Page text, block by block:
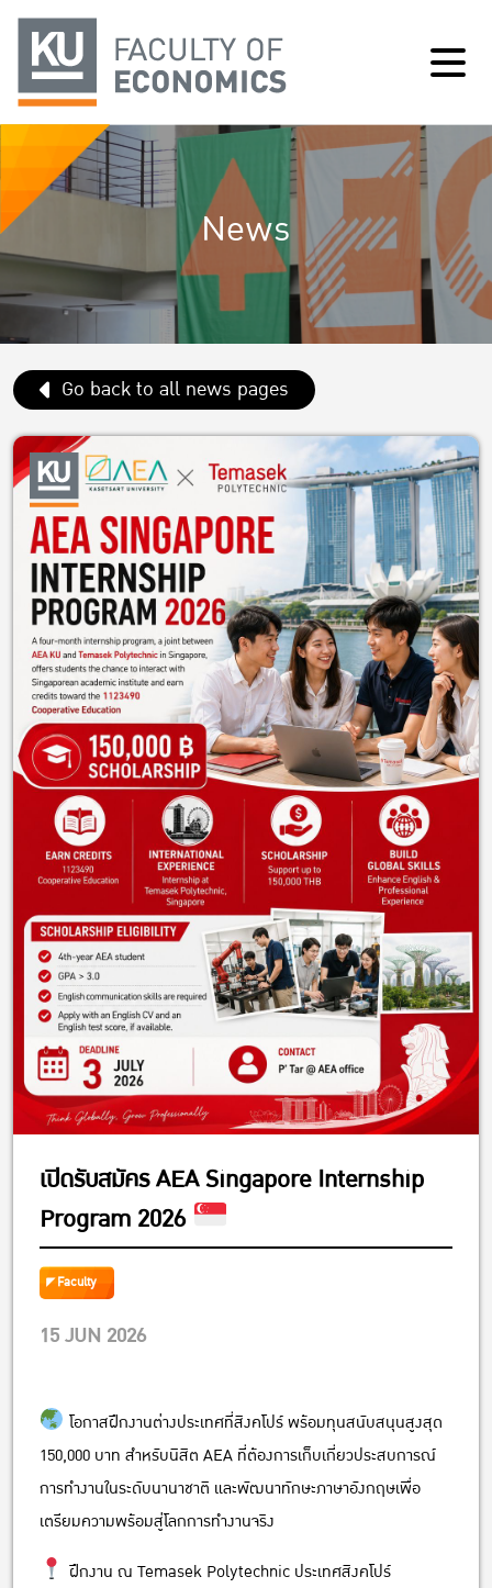
News
Go back to all news pages
เปิดรับสมัคร AEA Singapore Internship
Program 2026
Faculty
15 JUN 2026
โอกาสฝึกงานต่างประเทศที่สิงคโปร์ พร้อมทุนสนับสนุนสูงสุด
150,000 บาท สำหรับนิสิต AEA ที่ต้องการเก็บเกี่ยวประสบการณ์
การทำงานในระดับนานาชาติ และพัฒนาทักษะภาษาอังกฤษเพื่อ
เตรียมความพร้อมสู่โลกการทำงานจริง
ฝึกงาน ณ Temasek Polytechnic ประเทศสิงคโปร์